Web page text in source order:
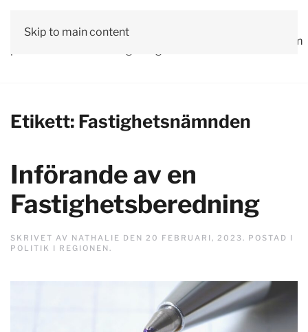
Skip to main content
Vår
Debatt
OmLäs våra
Valprogram
Etikett: Fastighetsnämnden
Införande av en
Fastighetsberedning
SKRIVET AV NATHALIE DEN 20 FEBRUARI, 2023. POSTAD I
POLITIK I REGIONEN.